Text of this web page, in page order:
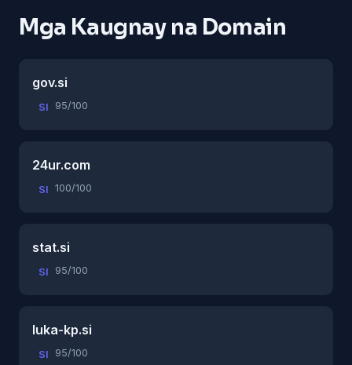
Mga Kaugnay na Domain
gov.si
SI 95/100
24ur.com
SI 100/100
stat.si
SI 95/100
luka-kp.si
SI 95/100